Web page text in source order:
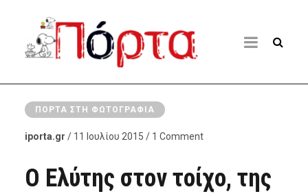
ΠΌΡΤΑ ΣΤΗ ΦΩΤΟΓΡΑΦΊΑ
iporta.gr / 11 Ιουλίου 2015 / 1 Comment
Ο Ελύτης στον τοίχο, της